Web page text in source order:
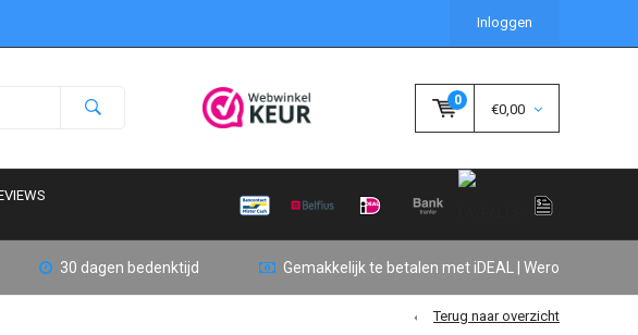
Inloggen
0
€0,00
30 dagen bedenktijd Gemakkelijk te betalen met iDEAL | Wero
Terug naar overzicht